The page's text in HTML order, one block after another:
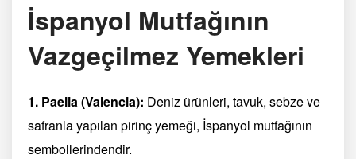
İspanyol Mutfağının
Vazgeçilmez Yemekleri
1. Paella (Valencia): Deniz ürünleri, tavuk, sebze ve
safranla yapılan pirinç yemeği, İspanyol mutfağının
sembollerindendir.